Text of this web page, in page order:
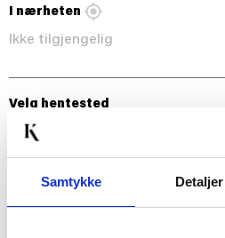
Samtykke Detaljer
I nærheten
Ikke tilgjengelig
Velg hentested
BLI MED!